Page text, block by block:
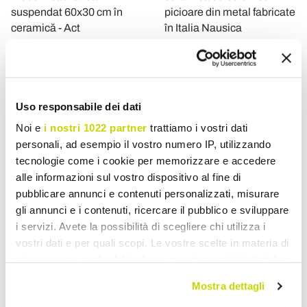
Uso responsabile dei dati
Noi e i nostri 1022 partner trattiamo i vostri dati
personali, ad esempio il vostro numero IP, utilizzando
tecnologie come i cookie per memorizzare e accedere
alle informazioni sul vostro dispositivo al fine di
pubblicare annunci e contenuti personalizzati, misurare
gli annunci e i contenuti, ricercare il pubblico e sviluppare
i servizi. Avete la possibilità di scegliere chi utilizza i
vostri dati e per quali scopi. Le vostre scelte in materia di
modificare o revocare il proprio consenso in qualsiasi
Mostra dettagli
suspendat 60x30 cm în
ceramică - Act
picioare din metal fabricate
în Italia Nausica
Lei 11.868,01
Chiuvetă clasică